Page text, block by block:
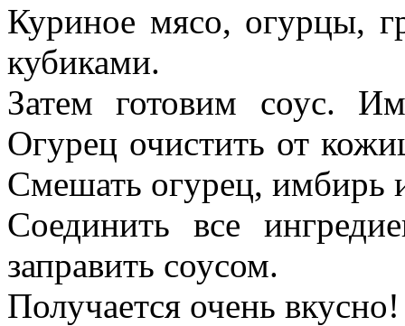
Куриное мясо, огурцы,
кубиками.
Затем готовим соус.
Огурец очистить от
Смешать огурец, имбирь
Соединить все
заправить соусом.
Получается очень вкусно!